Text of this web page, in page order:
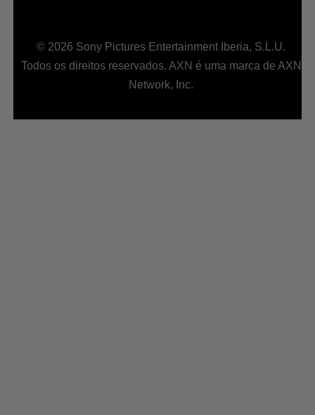
© 2026 Sony Pictures Entertainment Iberia, S.L.U.
Todos os direitos reservados. AXN é uma marca de AXN
Network, Inc.